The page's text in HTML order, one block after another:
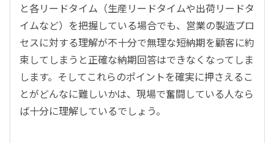
と各リードタイム（生産リードタイムや出荷リードタ
イムなど）を把握している場合でも、営業の製造プロ
セスに対する理解が不十分で無理な短納期を顧客に約
束してしまうと正確な納期回答はできなくなってしま
します。そしてこれらのポイントを確実に押さえるこ
とがどんなに難しいかは、現場で奮闘している人なら
ば十分に理解しているでしょう。